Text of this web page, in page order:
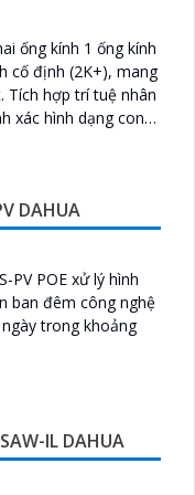
nghiệp. Với kinh
chúng tôi cam kết
sát hoạt động
lợi. Bằng cách sử